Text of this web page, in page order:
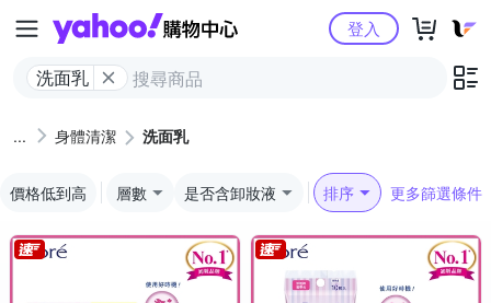
Yahoo購物中心
洗面乳
登入
身體清潔 洗面乳
價格低到高 層數 是否含卸妝液 排序 更多篩選條件